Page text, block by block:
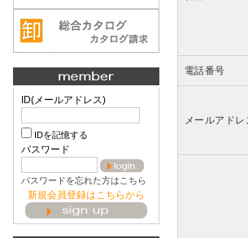
ID(メールアドレス)
IDを記憶する
パスワード
パスワードを忘れた方はこちら
新規会員登録はこちらから
電話番号
メールアドレ